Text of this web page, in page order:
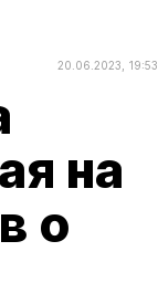
20.06.2023, 19:53
на
о